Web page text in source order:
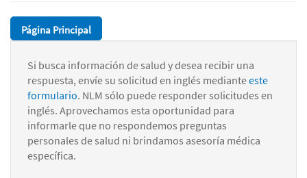
Página Principal
Si busca información de salud y desea recibir una
respuesta, envíe su solicitud en inglés medianteeste
formulario. NLM sólo puede responder solicitudes en
inglés. Aprovechamos esta oportunidad para
informarle que no respondemos preguntas
personales de salud ni brindamos asesoría médica
específica.